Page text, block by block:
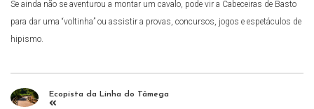
Se ainda não se aventurou a montar um cavalo, pode vir a Cabeceiras de Basto
para dar uma “voltinha” ou assistir a provas, concursos, jogos e espetáculos de
hipismo.
Ecopista da Linha do Tâmega